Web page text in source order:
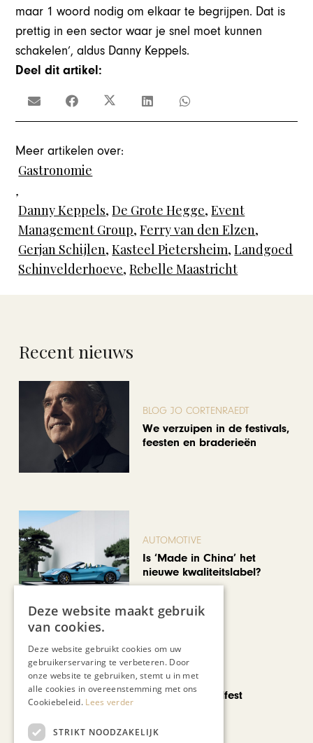
maar 1 woord nodig om elkaar te begrijpen. Dat is
prettig in een sector waar je snel moet kunnen
schakelen’, aldus Danny Keppels.
Deel dit artikel:
Meer artikelen over:
Gastronomie
,
Danny Keppels,De Grote Hegge,Event
Management Group,Ferry van den Elzen,
Gerjan Schijlen,Kasteel Pietersheim,Landgoed
Schinvelderhoeve,Rebelle Maastricht
Recent nieuws
BLOG JO CORTENRAEDT
We verzuipen in de festivals,
feesten en braderieën
AUTOMOTIVE
Is ‘Made in China’ het
nieuwe kwaliteitslabel?
CHAPEAU TV
Noorbeek Foodfest
Deze website maakt gebruik
van cookies.
Deze website gebruikt cookies om uw
gebruikerservaring te verbeteren. Door
onze website te gebruiken, stemt u in met
alle cookies in overeenstemming met ons
Cookiebeleid. Lees verder
STRIKT NOODZAKELIJK